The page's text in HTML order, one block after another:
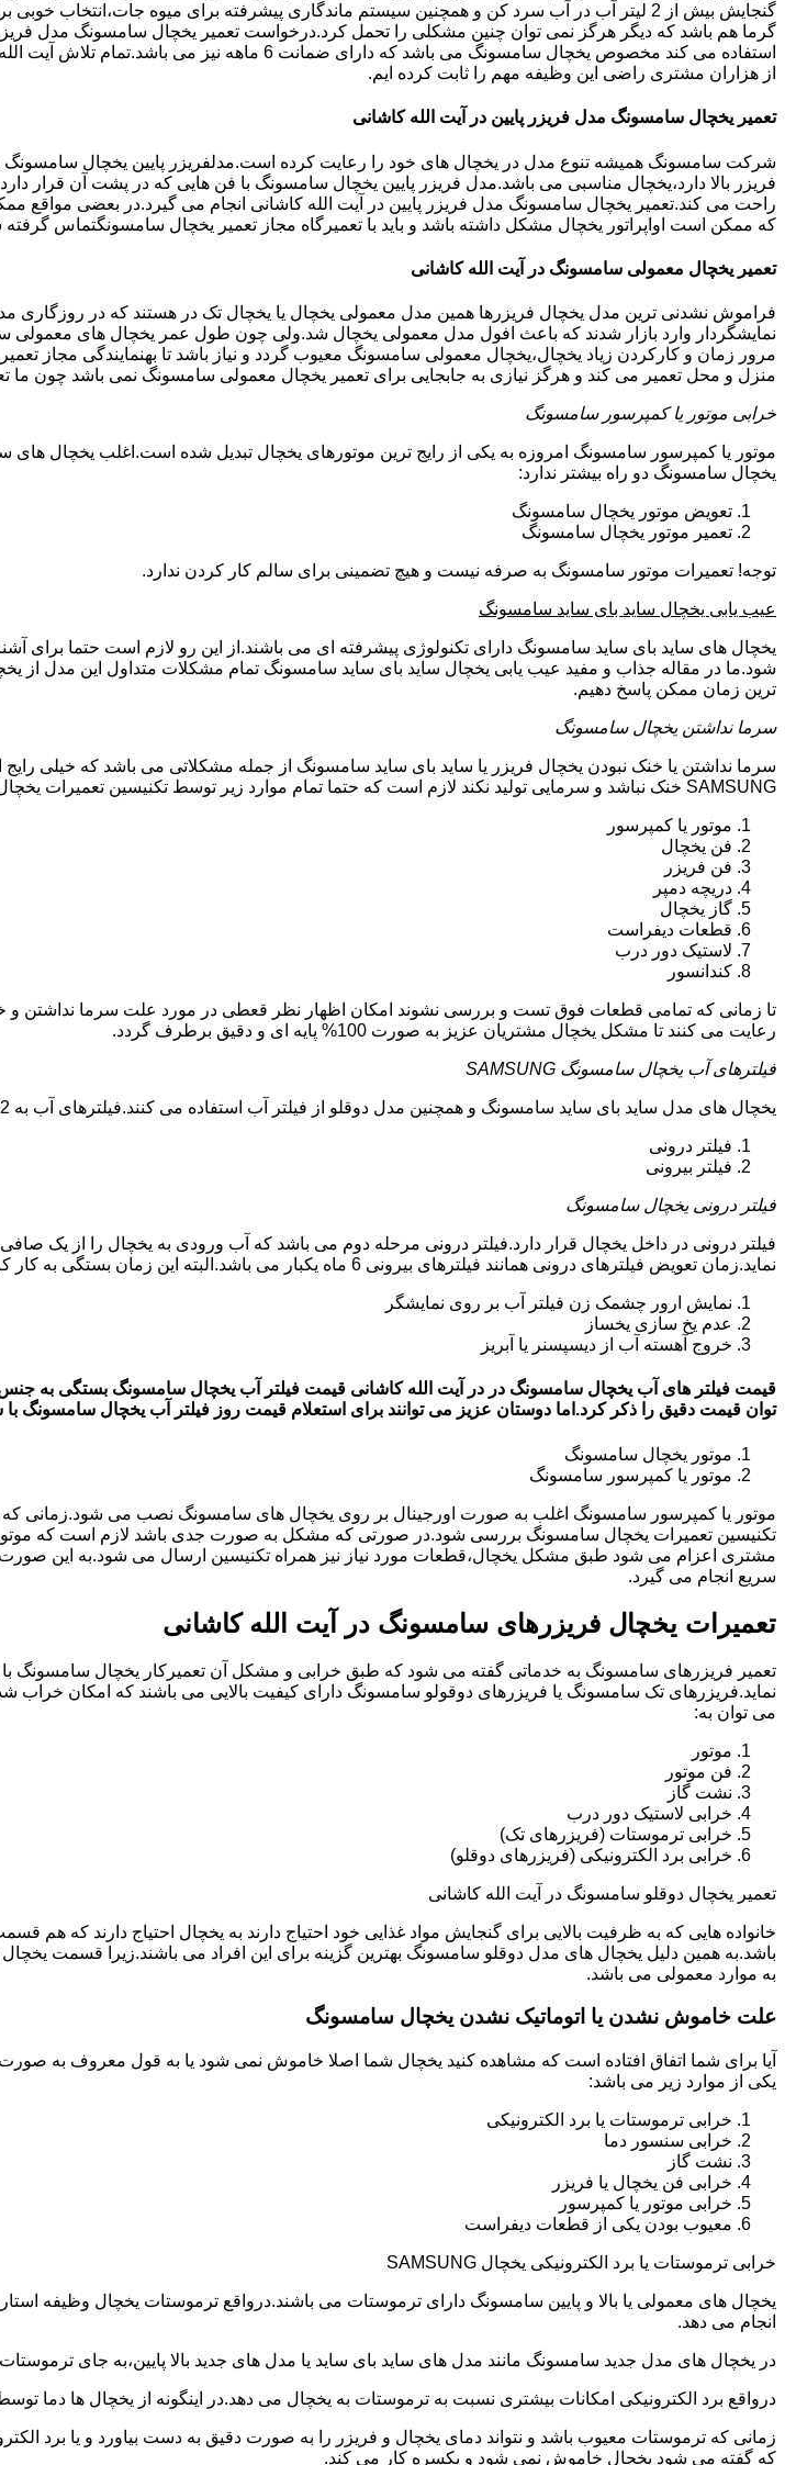
گنجایش بیش از 2 لیتر آب در آب سرد کن و همچنین سیستم ماندگاری پیشرفته برای میوه
گرما هم باشد که دیگر هرگز نمی توان چنین مشکلی را تحمل کرد.درخواست تعمیر یخچال سامسونگ مدل فریزر
استفاده می کند مخصوص یخچال سامسونگ می باشد که
از هزاران مشتری راضی این وظیفه مهم را ثابت کرده ایم.
تعمیر یخچال سامسونگ مدل فریزر پایین در آیت الله کاشانی
شرکت سامسونگ همیشه تنوع مدل در یخچال های خود را رعایت کرده است.مدلفریزر پایین یخچال سامسونگ
فریزر بالا دارد،یخچال مناسبی می باشد.مدل فریزر پایین یخچال سامسونگ با فن هایی که در پشت آن قرار
راحت می کند.تعمیر یخچال سامسونگ مدل فریزر پایین در آیت الله کاشانی انجام می گیرد.در بعضی مواقع
که ممکن است اواپراتور یخچال مشکل داشته باشد و باید با تعمیرگاه مجاز تعمیر یخچال سامسونگتماس
تعمیر یخچال معمولی سامسونگ در آیت الله کاشانی
فراموش نشدنی ترین مدل یخچال فریزرها همین مدل معمولی یخچال یا یخچال تک در هستند که در روزگاری
نمایشگردار وارد بازار شدند که باعث افول مدل معمولی یخچال شد.ولی چون طول عمر یخچال های معمولی
مرور زمان و کارکردن زیاد یخچال،یخچال معمولی سامسونگ معیوب گردد و نیاز باشد تا بهنمایندگی مجاز
منزل و محل تعمیر می کند و هرگز نیازی به جابجایی برای تعمیر یخچال معمولی سامسونگ نمی باشد چون ما
خرابی موتور یا کمپرسور سامسونگ
موتور یا کمپرسور سامسونگ امروزه به یکی از رایج ترین موتورهای یخچال تبدیل شده است.اغلب یخچال
یخچال سامسونگ دو راه بیشتر ندارد:
تعویض موتور یخچال سامسونگ
تعمیر موتور یخچال سامسونگ
توجه! تعمیرات موتور سامسونگ به صرفه نیست و هیچ تضمینی برای سالم کار کردن ندارد.
عیب یابی یخچال ساید بای ساید سامسونگ
یخچال های ساید بای ساید سامسونگ دارای تکنولوژی پیشرفته ای می باشند.از این رو لازم است حتما برای
شود.ما در مقاله جذاب و مفید عیب یابی یخچال ساید بای ساید سامسونگ تمام مشکلات متداول این مدل از
ترین زمان ممکن پاسخ دهیم.
سرما نداشتن یخچال سامسونگ
سرما نداشتن یا خنک نبودن یخچال فریزر یا ساید بای ساید سامسونگ از جمله مشکلاتی می باشد که خیلی
SAMSUNG خنک نباشد و سرمایی تولید نکند لازم است که حتما تمام موارد زیر توسط تکنیسین تعمیرات یخچال سامسونگ بررسی گردد:
موتور یا کمپرسور
فن یخچال
فن فریزر
دریچه دمپر
گاز یخچال
قطعات دیفراست
لاستیک دور درب
کندانسور
تا زمانی که تمامی قطعات فوق تست و بررسی نشوند امکان اظهار نظر قعطی در مورد علت سرما نداشتن و خنک
رعایت می کنند تا مشکل یخچال مشتریان عزیز به صورت 100% پایه ای و دقیق برطرف گردد.
فیلترهای آب یخچال سامسونگ SAMSUNG
یخچال های مدل ساید بای ساید سامسونگ و همچنین مدل دوقلو از فیلتر آب استفاده می کنند.فیلترهای آب به 2 صورت وجود دارد:
فیلتر درونی
فیلتر بیرونی
فیلتر درونی یخچال سامسونگ
فیلتر درونی در داخل یخچال قرار دارد.فیلتر درونی مرحله دوم می باشد که آب ورودی به یخچال را از یک
نماید.زمان تعویض فیلترهای درونی همانند فیلترهای بیرونی 6 ماه یکبار می باشد.البته این زمان بستگی به کار کردن یا نکردن یخچال دارد.زمانی که فیلترهای آب نیاز به تعویض داشته باشند:
نمایش ارور چشمک زن فیلتر آب بر روی نمایشگر
عدم یخ سازی یخساز
خروج آهسته آب از دیسپسنر یا آبریز
توان قیمت دقیق را ذکر کرد.اما دوستان عزیز می توانند برای استعلام قیمت روز فیلتر آب یخچال سامسونگ با شماره تلفن
موتور یخچال سامسونگ
موتور یا کمپرسور سامسونگ
موتور یا کمپرسور سامسونگ اغلب به صورت اورجینال بر روی یخچال های سامسونگ نصب می شود.زمانی
تکنیسین تعمیرات یخچال سامسونگ بررسی شود.در صورتی که مشکل به صورت جدی باشد لازم است که
مشتری اعزام می شود طبق مشکل یخچال،قطعات مورد نیاز نیز همراه تکنیسین ارسال می شود.به این
سریع انجام می گیرد.
تعمیرات یخچال فریزرهای سامسونگ در آیت الله کاشانی
تعمیر فریزرهای سامسونگ به خدماتی گفته می شود که طبق خرابی و مشکل آن تعمیرکار یخچال سامسونگ
نماید.فریزرهای تک سامسونگ یا فریزرهای دوقولو سامسونگ دارای کیفیت بالایی می باشند که امکان
می توان به:
موتور
فن موتور
نشت گاز
خرابی لاستیک دور درب
خرابی ترموستات (فریزرهای تک)
خرابی برد الکترونیکی (فریزرهای دوقلو)
تعمیر یخچال دوقلو سامسونگ در آیت الله کاشانی
خانواده هایی که به ظرفیت بالایی برای گنجایش مواد غذایی خود احتیاج دارند به یخچال احتیاج دارند که
باشد.به همین دلیل یخچال های مدل دوقلو سامسونگ بهترین گزینه برای این افراد می باشند.زیرا قسمت
به موارد معمولی می باشد.
علت خاموش نشدن یا اتوماتیک نشدن یخچال سامسونگ
آیا برای شما اتفاق افتاده است که مشاهده کنید یخچال شما اصلا خاموش نمی شود یا به قول معروف به
یکی از موارد زیر می باشد:
خرابی ترموستات یا برد الکترونیکی
خرابی سنسور دما
نشت گاز
خرابی فن یخچال یا فریزر
خرابی موتور یا کمپرسور
معیوب بودن یکی از قطعات دیفراست
خرابی ترموستات یا برد الکترونیکی یخچال SAMSUNG
یخچال های معمولی یا بالا و پایین سامسونگ دارای ترموستات می باشند.درواقع ترموستات یخچال وظیفه
انجام می دهد.
در یخچال های مدل جدید سامسونگ مانند مدل های ساید بای ساید یا مدل های جدید بالا پایین،به جای
درواقع برد الکترونیکی امکانات بیشتری نسبت به ترموستات به یخچال می دهد.در اینگونه از یخچال ها
زمانی که ترموستات معیوب باشد و نتواند دمای یخچال و فریزر را به صورت دقیق به دست بیاورد و یا برد
که گفته می شود یخچال خاموش نمی شود و یکسره کار می کند.